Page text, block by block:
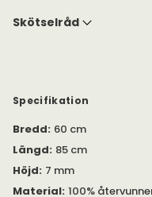
manuella processer vilket
och utseende kan
Skötselråd
Specifikation
Bredd: 60 cm
Längd: 85 cm
Höjd: 7 mm
Material: 100%